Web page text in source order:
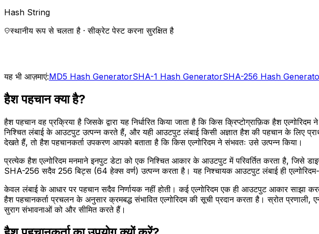
Hash String
स्थानीय रूप से चलता है · सीक्रेट पेस्ट करना सुरक्षित है
यह भी आज़माएं:MD5 Hash GeneratorSHA-1 Hash GeneratorSHA-256 Hash
हैश पहचान क्या है?
हैश पहचान वह प्रक्रिया है जिसके द्वारा यह निर्धारित किया जाता है कि किस क्रिप्टोग्राफ़िक हैश
निश्चित लंबाई के आउटपुट उत्पन्न करते हैं, और यही आउटपुट लंबाई किसी अज्ञात हैश की पहचान के लिए
देखते हैं, तो हैश पहचानकर्ता उपकरण आपको बताता है कि किस एल्गोरिदम ने संभवतः उसे उत्पन्न किया।
प्रत्येक हैश एल्गोरिदम मनमाने इनपुट डेटा को एक निश्चित आकार के आउटपुट में परिवर्तित करता है,
SHA-256 सदैव 256 बिट्स (64 हेक्स वर्ण) उत्पन्न करता है। यह निश्चायक आउटपुट लंबाई ही
केवल लंबाई के आधार पर पहचान सदैव निर्णायक नहीं होती। कई एल्गोरिदम एक ही आउटपुट आकार
हैश पहचानकर्ता प्रचलन के अनुसार क्रमबद्ध संभावित एल्गोरिदम की सूची प्रदान करता है। स्रोत
सुराग संभावनाओं को और सीमित करते हैं।